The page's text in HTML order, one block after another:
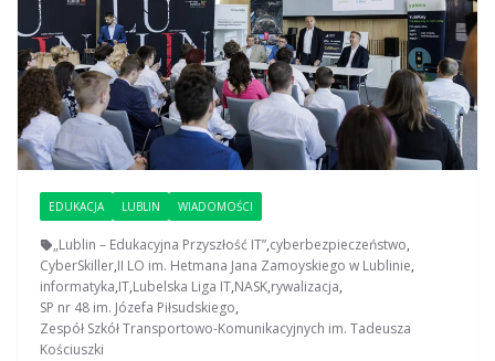
EDUKACJA LUBLIN WIADOMOŚCI
„Lublin – Edukacyjna Przyszłość IT”,cyberbezpieczeństwo,
CyberSkiller,II LO im. Hetmana Jana Zamoyskiego w Lublinie,
informatyka,IT,Lubelska Liga IT,NASK,rywalizacja,
SP nr 48 im. Józefa Piłsudskiego,
Zespół Szkół Transportowo-Komunikacyjnych im. Tadeusza
Kościuszki